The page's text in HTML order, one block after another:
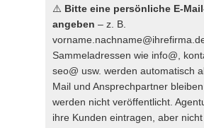
⚠️ Bitte eine persönliche E-
angeben – z. B.
Sammeladressen wie info@,
seo@ usw. werden automatisch
Mail und Ansprechpartner
werden nicht veröffentlicht.
ihre Kunden eintragen, aber nicht